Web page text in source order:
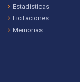
Estadísticas
Licitaciones
Memorias